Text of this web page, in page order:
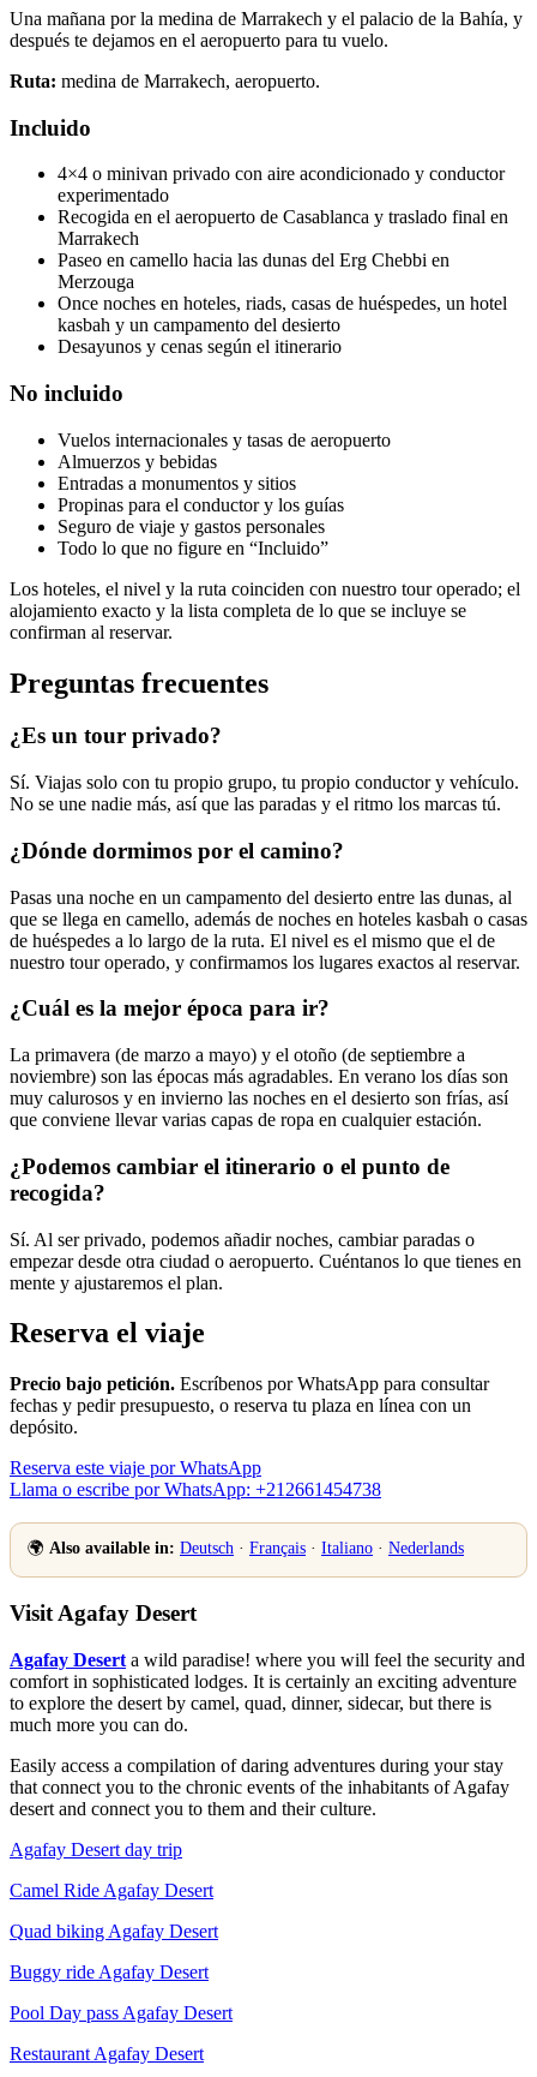
Una mañana por la medina de Marrakech y el palacio de la Bahía, y
después te dejamos en el aeropuerto para tu vuelo.
Ruta: medina de Marrakech, aeropuerto.
Incluido
4×4 o minivan privado con aire acondicionado y conductor
experimentado
Recogida en el aeropuerto de Casablanca y traslado final en
Marrakech
Paseo en camello hacia las dunas del Erg Chebbi en
Merzouga
Once noches en hoteles, riads, casas de huéspedes, un hotel
kasbah y un campamento del desierto
Desayunos y cenas según el itinerario
No incluido
Vuelos internacionales y tasas de aeropuerto
Almuerzos y bebidas
Entradas a monumentos y sitios
Propinas para el conductor y los guías
Seguro de viaje y gastos personales
Todo lo que no figure en “Incluido”
Los hoteles, el nivel y la ruta coinciden con nuestro tour operado; el
alojamiento exacto y la lista completa de lo que se incluye se
confirman al reservar.
Preguntas frecuentes
¿Es un tour privado?
Sí. Viajas solo con tu propio grupo, tu propio conductor y vehículo.
No se une nadie más, así que las paradas y el ritmo los marcas tú.
¿Dónde dormimos por el camino?
Pasas una noche en un campamento del desierto entre las dunas, al
que se llega en camello, además de noches en hoteles kasbah o casas
de huéspedes a lo largo de la ruta. El nivel es el mismo que el de
nuestro tour operado, y confirmamos los lugares exactos al reservar.
¿Cuál es la mejor época para ir?
La primavera (de marzo a mayo) y el otoño (de septiembre a
noviembre) son las épocas más agradables. En verano los días son
muy calurosos y en invierno las noches en el desierto son frías, así
que conviene llevar varias capas de ropa en cualquier estación.
¿Podemos cambiar el itinerario o el punto de
recogida?
Sí. Al ser privado, podemos añadir noches, cambiar paradas o
empezar desde otra ciudad o aeropuerto. Cuéntanos lo que tienes en
mente y ajustaremos el plan.
Reserva el viaje
Precio bajo petición. Escríbenos por WhatsApp para consultar
fechas y pedir presupuesto, o reserva tu plaza en línea con un
depósito.
Reserva este viaje por WhatsApp
Llama o escribe por WhatsApp: +212661454738
🌍 Also available in: Deutsch · Français · Italiano · Nederlands
Visit Agafay Desert
Agafay Desert a wild paradise! where you will feel the security and
comfort in sophisticated lodges. It is certainly an exciting adventure
to explore the desert by camel, quad, dinner, sidecar, but there is
much more you can do.
Easily access a compilation of daring adventures during your stay
that connect you to the chronic events of the inhabitants of Agafay
desert and connect you to them and their culture.
Agafay Desert day trip
Camel Ride Agafay Desert
Quad biking Agafay Desert
Buggy ride Agafay Desert
Pool Day pass Agafay Desert
Restaurant Agafay Desert